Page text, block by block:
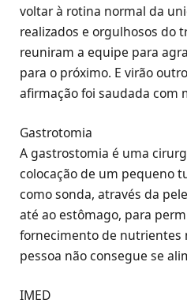
voltar à rotina normal da
realizados e orgulhosos do
reuniram a equipe para
para o próximo. E virão
afirmação foi saudada com
Gastrotomia
A gastrostomia é uma
colocação de um pequeno
como sonda, através da
até ao estômago, para
fornecimento de nutrientes
pessoa não consegue se
IMED